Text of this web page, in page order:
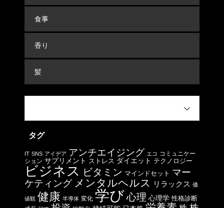
食事
香り
髪
タグ
IT SNS アイデア アンチエイジング エコ コミュニケー
ション サプリメント ストレス ダイエット テクノロジー
ビジネス ビタミン マインドセット マー
ケティング メンタルヘルス リラックス 価
値観 健康 半導体 変化 学び心理 心理学 性格診断